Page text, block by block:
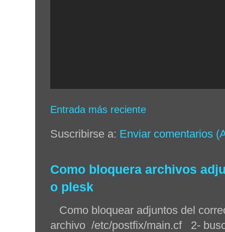
Entrada más reciente
Suscribirse a: Enviar comentarios
Como bloquera archivos
o plesk
Como bloquear adjuntos del
archivo /etc/postfix/main.cf 2-